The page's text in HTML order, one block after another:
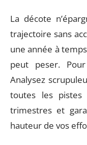
La décote
trajectoire sans
une année à
peut peser.
Analysez
toutes les
trimestres et
hauteur de vos